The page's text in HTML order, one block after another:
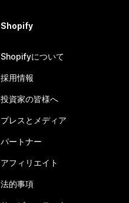
Shopify
Shopifyについて
採用情報
投資家の皆様へ
プレスとメディア
パートナー
アフィリエイト
法的事項